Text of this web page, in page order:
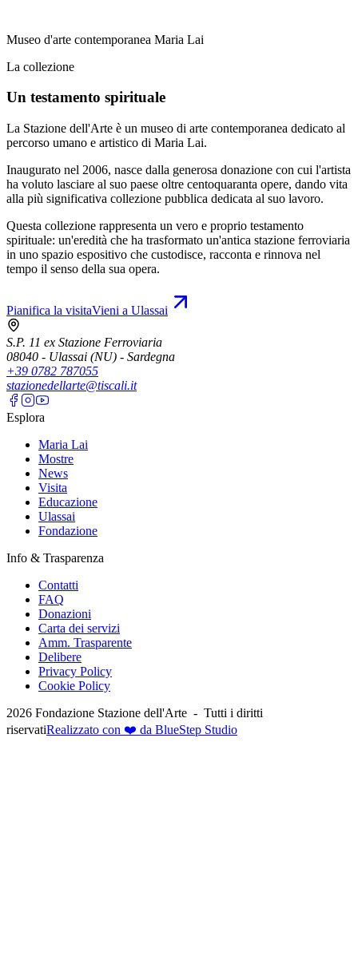
Museo d'arte contemporanea Maria Lai
La collezione
Un testamento spirituale
La Stazione dell'Arte è un museo di arte contemporanea dedicato al
percorso umano e artistico di Maria Lai.
Inaugurato nel 2006, nasce dalla generosa donazione con cui l'artista
ha voluto lasciare al suo paese oltre centoquaranta opere, dando vita
alla più significativa collezione pubblica dedicata al suo lavoro.
Questa collezione rappresenta un vero e proprio testamento
spirituale: un'eredità che ha trasformato un'antica stazione ferroviaria
in uno spazio espositivo che custodisce, racconta e rinnova nel
tempo il senso della sua opera.
Pianifica la visitaVieni a Ulassai
S.P. 11 ex Stazione Ferroviaria
08040 - Ulassai (NU) - Sardegna
+39 0782 787055
stazionedellarte@tiscali.it
Esplora
Maria Lai
Mostre
News
Visita
Educazione
Ulassai
Fondazione
Info & Trasparenza
Contatti
FAQ
Donazioni
Carta dei servizi
Amm. Trasparente
Delibere
Privacy Policy
Cookie Policy
2026 Fondazione Stazione dell'Arte - Tutti i diritti
riservatiRealizzato con ❤️ da BlueStep Studio